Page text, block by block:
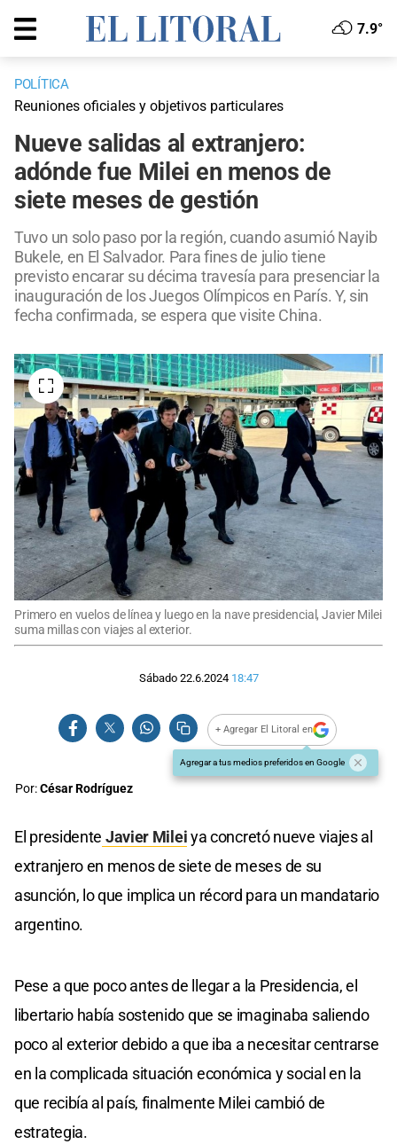
7.9°
POLÍTICA
Reuniones oficiales y objetivos particulares
Nueve salidas al extranjero:
adónde fue Milei en menos de
siete meses de gestión
Tuvo un solo paso por la región, cuando asumió Nayib
Bukele, en El Salvador. Para fines de julio tiene
previsto encarar su décima travesía para presenciar la
inauguración de los Juegos Olímpicos en París. Y, sin
fecha confirmada, se espera que visite China.
Primero en vuelos de línea y luego en la nave presidencial, Javier Milei
suma millas con viajes al exterior.
Sábado 22.6.2024 18:47
+ Agregar El Litoral en
Agregar a tus medios preferidos en Google
Por:César Rodríguez
El presidente Javier Mileiya concretó nueve viajes al
extranjero en menos de siete de meses de su
asunción, lo que implica un récord para un mandatario
argentino.
Pese a que poco antes de llegar a la Presidencia, el
libertario había sostenido que se imaginaba saliendo
poco al exterior debido a que iba a necesitar centrarse
en la complicada situación económica y social en la
que recibía al país, finalmente Milei cambió de
estrategia.